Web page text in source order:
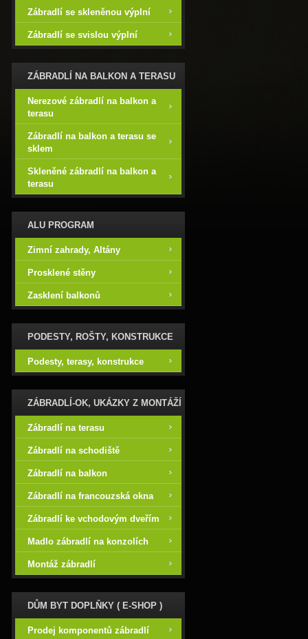
Zábradlí se skleněnou výplní
Zábradlí se svislou výplní
ZÁBRADLÍ NA BALKON A TERASU
Nerezové zábradlí na balkon a
terasu
Zábradlí na balkon a terasu se
sklem
Skleněné zábradlí na balkon a
terasu
ALU PROGRAM
Zimní zahrady, Altány
Prosklené stěny
Zasklení balkonů
PODESTY, ROŠTY, KONSTRUKCE
Podesty, terasy, konstrukce
ZÁBRADLÍ-OK, UKÁZKY Z MONTÁŽÍ
Zábradlí na terasu
Zábradlí na schodiště
Zábradlí na balkon
Zábradlí na francouzská okna
Zábradlí ke vchodovým dveřím
Madlo zábradlí na konzolích
Montáž zábradlí
DŮM BYT DOPLŇKY ( E-SHOP )
Prodej komponentů zábradlí